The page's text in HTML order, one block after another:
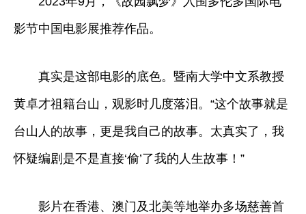
影节中国电影展推荐作品。
真实是这部电影的底色。暨南大学中文系教授
黄卓才祖籍台山，观影时几度落泪。“这个故事就是
台山人的故事，更是我自己的故事。太真实了，我
怀疑编剧是不是直接‘偷’了我的人生故事！”
影片在香港、澳门及北美等地举办多场慈善首